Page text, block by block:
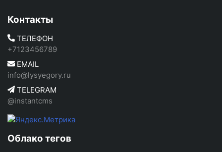
Контакты
ТЕЛЕФОН
+7123456789
EMAIL
info@lysyegory.ru
TELEGRAM
@instantcms
Облако тегов